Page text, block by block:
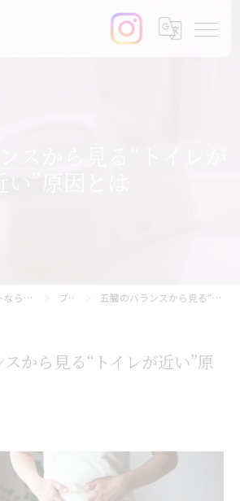
頻尿のサプリメントなら【まるわ快尿研究所】 ブログ 五臓のバランスから見る“トイレが近い”原因とは
から見る“トイレが近い”原